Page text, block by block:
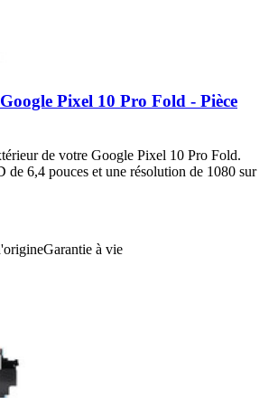
Pixel 10 Pro Fold - Pièce
de votre Google Pixel 10 Pro Fold.
de 6,4 pouces et une résolution de 1080 sur
Garantie à vie